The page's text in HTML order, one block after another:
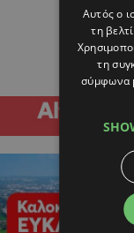
Αυτός ο
τη
τη
σύμφωνα